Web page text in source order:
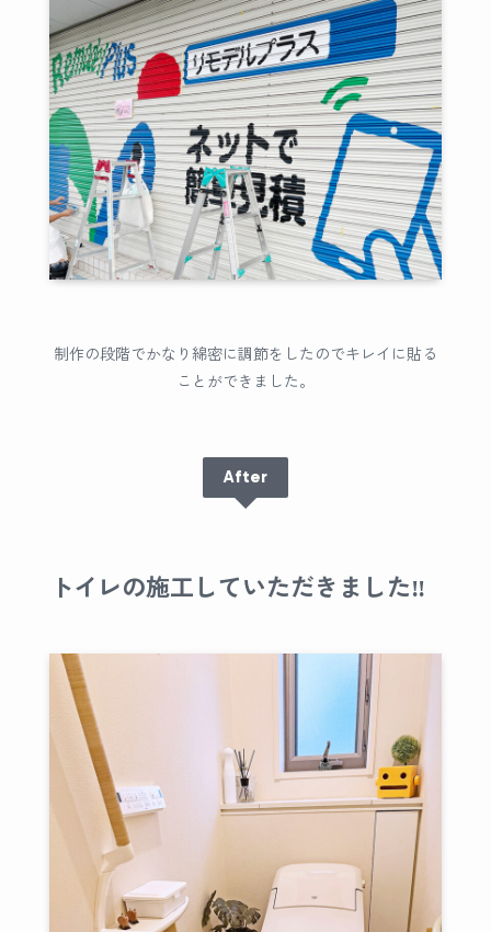
制作の段階でかなり綿密に調節をしたのでキレイに貼る
ことができました。
After
トイレの施工していただきました‼︎